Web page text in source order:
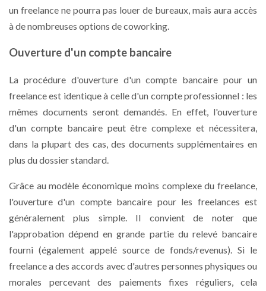
un freelance ne pourra pas louer de bureaux, mais aura accès
à de nombreuses options de coworking.
Ouverture d'un compte bancaire
La procédure d'ouverture d'un compte bancaire pour un
freelance est identique à celle d'un compte professionnel : les
mêmes documents seront demandés. En effet, l'ouverture
d'un compte bancaire peut être complexe et nécessitera,
dans la plupart des cas, des documents supplémentaires en
plus du dossier standard.
Grâce au modèle économique moins complexe du freelance,
l'ouverture d'un compte bancaire pour les freelances est
généralement plus simple. Il convient de noter que
l'approbation dépend en grande partie du relevé bancaire
fourni (également appelé source de fonds/revenus). Si le
freelance a des accords avec d'autres personnes physiques ou
morales percevant des paiements fixes réguliers, cela